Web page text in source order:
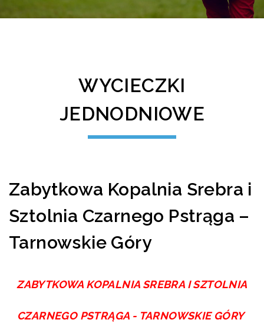
WYCIECZKI
JEDNODNIOWE
Zabytkowa Kopalnia Srebra i
Sztolnia Czarnego Pstrąga –
Tarnowskie Góry
ZABYTKOWA KOPALNIA SREBRA I SZTOLNIA
CZARNEGO PSTRĄGA - TARNOWSKIE GÓRY